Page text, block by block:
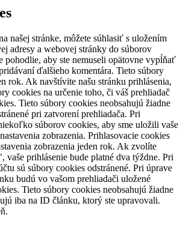
našej stránke, môžete súhlasiť s uložením
adresy a webovej stránky do súborov
pohodlie, aby ste nemuseli opätovne vypĺňať
ďalšieho komentára. Tieto súbory
rok. Ak navštívite našu stránku prihlásenia,
cookies na určenie toho, či váš prehliadač
Tieto súbory cookies neobsahujú žiadne
pri zatvorení prehliadača. Pri
súborov cookies, aby sme uložili vaše
zobrazenia. Prihlasovacie cookies
zobrazenia jeden rok. Ak zvolíte
vaše prihlásenie bude platné dva týždne. Pri
sú súbory cookies odstránené. Pri úprave
budú vo vašom prehliadači uložené
Tieto súbory cookies neobsahujú žiadne
iba na ID článku, ktorý ste upravovali.